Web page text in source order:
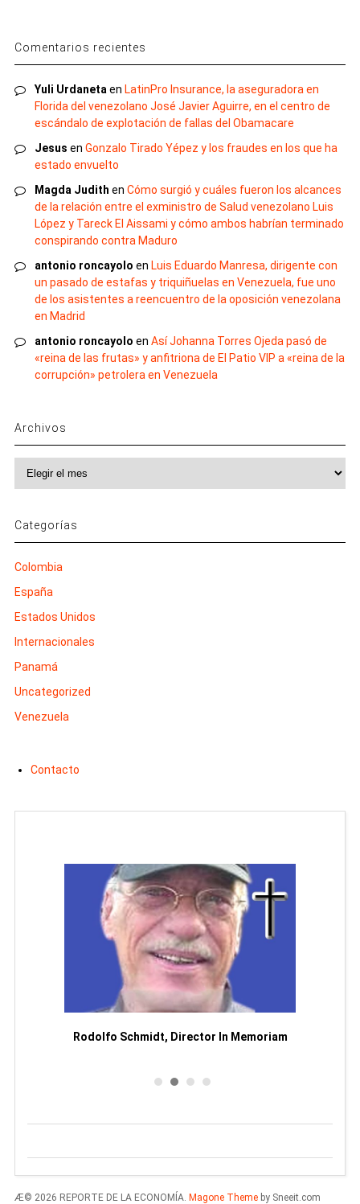
Comentarios recientes
Yuli Urdaneta en LatinPro Insurance, la aseguradora en
Florida del venezolano José Javier Aguirre, en el centro de
escándalo de explotación de fallas del Obamacare
Jesus en Gonzalo Tirado Yépez y los fraudes en los que ha
estado envuelto
Magda Judith en Cómo surgió y cuáles fueron los alcances
de la relación entre el exministro de Salud venezolano Luis
López y Tareck El Aissami y cómo ambos habrían terminado
conspirando contra Maduro
antonio roncayolo en Luis Eduardo Manresa, dirigente con
un pasado de estafas y triquiñuelas en Venezuela, fue uno
de los asistentes a reencuentro de la oposición venezolana
en Madrid
antonio roncayolo en Así Johanna Torres Ojeda pasó de
«reina de las frutas» y anfitriona de El Patio VIP a «reina de la
corrupción» petrolera en Venezuela
Archivos
Categorías
Colombia
España
Estados Unidos
Internacionales
Panamá
Uncategorized
Venezuela
Contacto
Rodolfo Schmidt, Director In Memoriam
Æ© 2026 REPORTE DE LA ECONOMÍA. Magone Themeby Sneeit.com